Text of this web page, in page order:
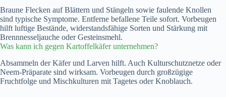
Braune Flecken auf Blättern und Stängeln sowie faulende Knollen
sind typische Symptome. Entferne befallene Teile sofort. Vorbeugen
hilft luftige Bestände, widerstandsfähige Sorten und Stärkung mit
Brennnesseljauche oder Gesteinsmehl.
Was kann ich gegen Kartoffelkäfer unternehmen?
Absammeln der Käfer und Larven hilft. Auch Kulturschutznetze oder
Neem-Präparate sind wirksam. Vorbeugen durch großzügige
Fruchtfolge und Mischkulturen mit Tagetes oder Knoblauch.